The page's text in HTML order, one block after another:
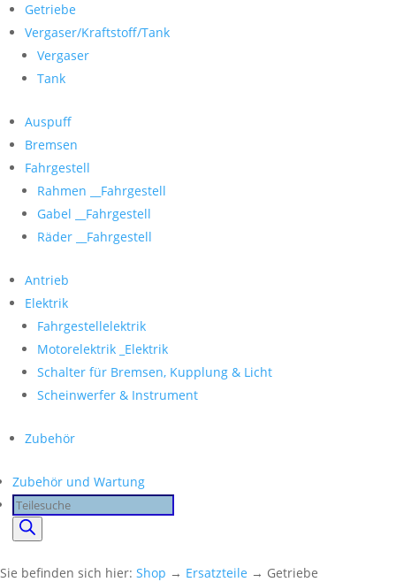
Getriebe
Vergaser/Kraftstoff/Tank
Vergaser
Tank
Auspuff
Bremsen
Fahrgestell
Rahmen __Fahrgestell
Gabel __Fahrgestell
Räder __Fahrgestell
Antrieb
Elektrik
Fahrgestellelektrik
Motorelektrik _Elektrik
Schalter für Bremsen, Kupplung & Licht
Scheinwerfer & Instrument
Zubehör
Zubehör und Wartung
Products
search
Sie befinden sich hier: Shop → Ersatzteile → Getriebe